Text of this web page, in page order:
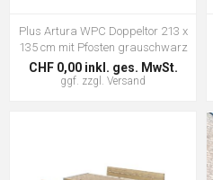
Plus Artura WPC Doppeltor 213 x
135 cm mit Pfosten grauschwarz
CHF 0,00 inkl. ges. MwSt.
ggf. zzgl. Versand